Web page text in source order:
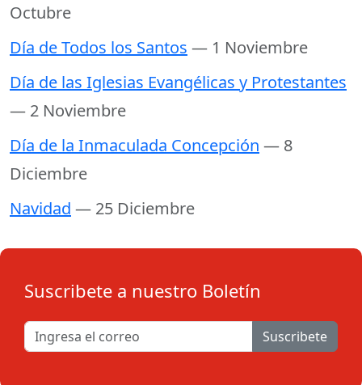
Octubre
Día de Todos los Santos — 1 Noviembre
Día de las Iglesias Evangélicas y Protestantes
— 2 Noviembre
Día de la Inmaculada Concepción — 8
Diciembre
Navidad — 25 Diciembre
Suscribete a nuestro Boletín
Suscribete